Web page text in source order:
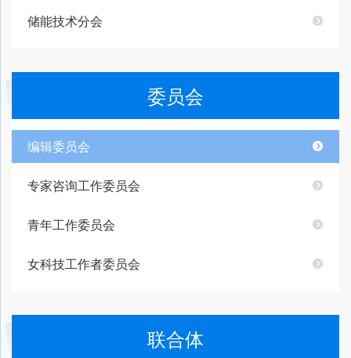
储能技术分会
委员会
编辑委员会
专家咨询工作委员会
青年工作委员会
女科技工作者委员会
联合体